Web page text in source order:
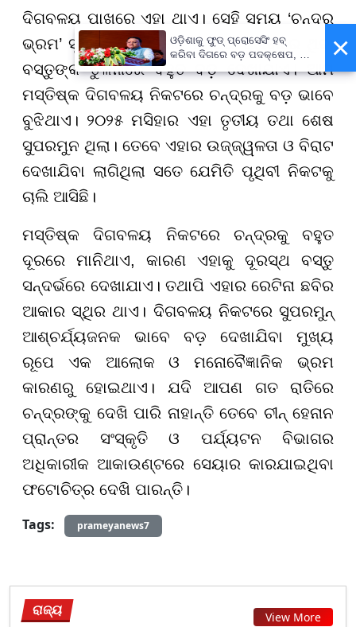
ଦିଗବଳୟ ପାଖରେ ଏହା ଥାଏ। ସେହି ସମୟ ‘ଚନ୍ଦ୍ର
ଭ୍ରମ’ ସୃଷ୍ଟି ହୁଏ। ଏଥିରେ ଚନ୍ଦ୍ର ପୃଥିବୀରେ ଥିବା
ବସ୍ତୁଙ୍କ ତୁଳନାରେ ବହୁତ ବଡ଼ ଦେଖାଯାଏ। ଆମ
ମସ୍ତିଷ୍କ ଦିଗବଳୟ ନିକଟରେ ଚନ୍ଦ୍ରକୁ ବଡ଼ ଭାବେ
ବୁଝିଥାଏ। ୨୦୨୫ ମସିହାର ଏହା ତୃତୀୟ ତଥା ଶେଷ
ସୁପରମୁନ ଥିଲା। ତେବେ ଏହାର ଉଜ୍ଜ୍ୱଳତା ଓ ବିରାଟ
ଦେଖାଯିବା ଲାଗିଥିଲା ସତେ ଯେମିତି ପୃଥିବୀ ନିକଟକୁ
ଚାଲି ଆସିଛି।
ମସ୍ତିଷ୍କ ଦିଗବଳୟ ନିକଟରେ ଚନ୍ଦ୍ରକୁ ବହୁତ
ଦୂରରେ ମାନିଥାଏ, କାରଣ ଏହାକୁ ଦୂରସ୍ଥ ବସ୍ତୁ
ସନ୍ଦର୍ଭରେ ଦେଖାଯାଏ। ତଥାପି ଏହାର ରେଟିନା ଛବିର
ଆକାର ସ୍ଥିର ଥାଏ। ଦିଗବଳୟ ନିକଟରେ ସୁପରମୁନ୍
ଆଶ୍ଚର୍ଯ୍ୟଜନକ ଭାବେ ବଡ଼ ଦେଖାଯିବା ମୁଖ୍ୟ
ରୂପେ ଏକ ଆଲୋକ ଓ ମନୋବୈଜ୍ଞାନିକ ଭ୍ରମ
କାରଣରୁ ହୋଇଥାଏ। ଯଦି ଆପଣ ଗତ ରାତିରେ
ଚନ୍ଦ୍ରଙ୍କୁ ଦେଖି ପାରି ନାହାନ୍ତି ତେବେ ଚୀନ୍ ହେନାନ
ପ୍ରାନ୍ତର ସଂସ୍କୃତି ଓ ପର୍ଯ୍ୟଟନ ବିଭାଗର
ଅଧିକାରୀକ ଆକାଉଣ୍ଟରେ ସେୟାର କାରଯାଇଥିବା
ଫଟୋଚିତ୍ର ଦେଖି ପାରନ୍ତି।
Tags:
prameyanews7
ରାଜ୍ୟ View More
×
ଓଡ଼ିଶାକୁ ଫୁଡ୍ ପ୍ରୋସେସିଂ ହବ୍
କରିବା ଦିଗରେ ବଡ଼ ପଦକ୍ଷେପ, ୪୨
ହଜାରରୁ ଅଧିକ ନିଯୁକ୍ତି ସୁଯୋଗ